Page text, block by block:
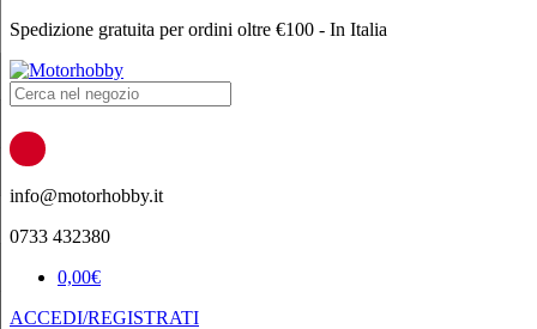
Spedizione gratuita per ordini oltre €100 - In Italia
Products
search
info@motorhobby.it
0733 432380
0,00€
ACCEDI/REGISTRATI